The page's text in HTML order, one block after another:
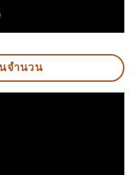
จำนวน